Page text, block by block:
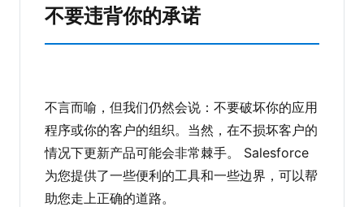
不要违背你的承诺
不言而喻，但我们仍然会说：不要破坏你的应用
程序或你的客户的组织。当然，在不损坏客户的
情况下更新产品可能会非常棘手。 Salesforce
为您提供了一些便利的工具和一些边界，可以帮
助您走上正确的道路。